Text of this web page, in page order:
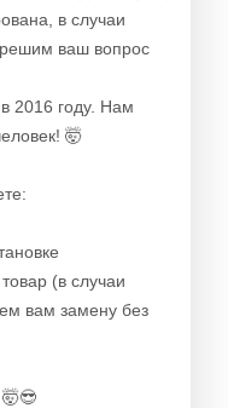
в случаи
ваш вопрос
2016 году. Нам
🤯
(в случаи
вам замену без